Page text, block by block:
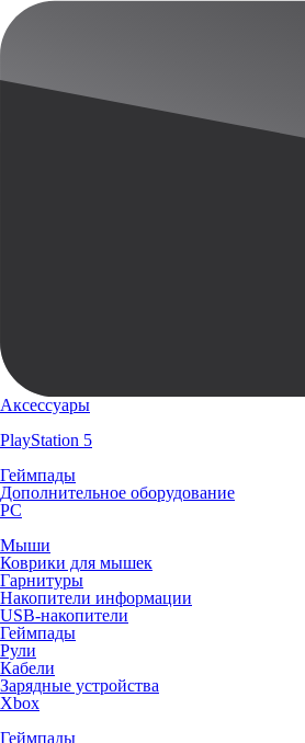
Аксессуары
PlayStation 5
Геймпады
Дополнительное оборудование
PC
Мыши
Коврики для мышек
Гарнитуры
Накопители информации
USB-накопители
Геймпады
Рули
Кабели
Зарядные устройства
Xbox
Геймпады